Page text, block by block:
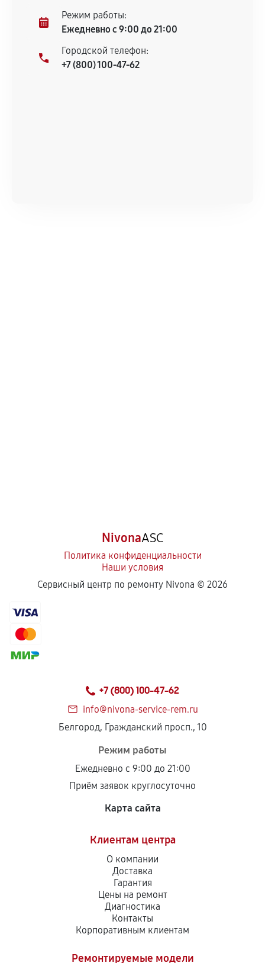
Режим работы:
Ежедневно с 9:00 до 21:00
Городской телефон:
+7 (800) 100-47-62
NivonaASC
Политика конфиденциальности
Наши условия
Сервисный центр по ремонту Nivona © 2026
+7 (800) 100-47-62
info@nivona-service-rem.ru
Белгород, Гражданский просп., 10
Режим работы
Ежедневно с 9:00 до 21:00
Приём заявок круглосуточно
Карта сайта
Клиентам центра
О компании
Доставка
Гарантия
Цены на ремонт
Диагностика
Контакты
Корпоративным клиентам
Ремонтируемые модели